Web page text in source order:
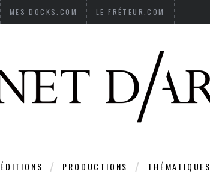
MES DOCKS.COM LE FRÉTEUR.COM
ÉDITIONS PRODUCTIONS THÉMATIQUES